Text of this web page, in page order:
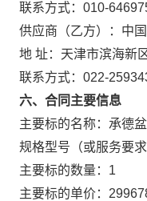
联系方式：010-
供应商（乙方）：中
地 址：天津市滨海新
联系方式：022-
六、合同主要信息
主要标的名称：承德
规格型号（或服务要
主要标的数量：1
主要标的单价：